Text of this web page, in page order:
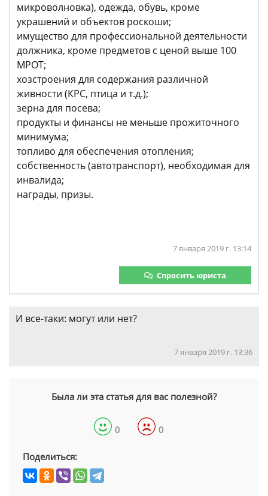
микроволновка), одежда, обувь, кроме
украшений и объектов роскоши;
имущество для профессиональной деятельности
должника, кроме предметов с ценой выше 100
МРОТ;
хозстроения для содержания различной
живности (КРС, птица и т.д.);
зерна для посева;
продукты и финансы не меньше прожиточного
минимума;
топливо для обеспечения отопления;
собственность (автотранспорт), необходимая для
инвалида;
награды, призы.
7 января 2019 г. 13:14
Спросить юриста
И все-таки: могут или нет?
7 января 2019 г. 13:36
Была ли эта статья для вас полезной?
0 0
Поделиться: